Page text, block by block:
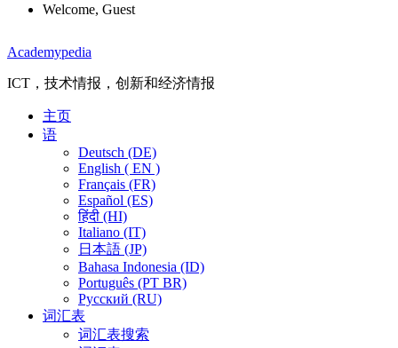
Welcome, Guest
Menu
Academypedia
ICT，技术情报，创新和经济情报
主页
语
Deutsch (DE)
English ( EN )
Français (FR)
Español (ES)
हिंदी (HI)
Italiano (IT)
日本語 (JP)
Bahasa Indonesia (ID)
Português (PT BR)
Pусский (RU)
词汇表
词汇表搜索